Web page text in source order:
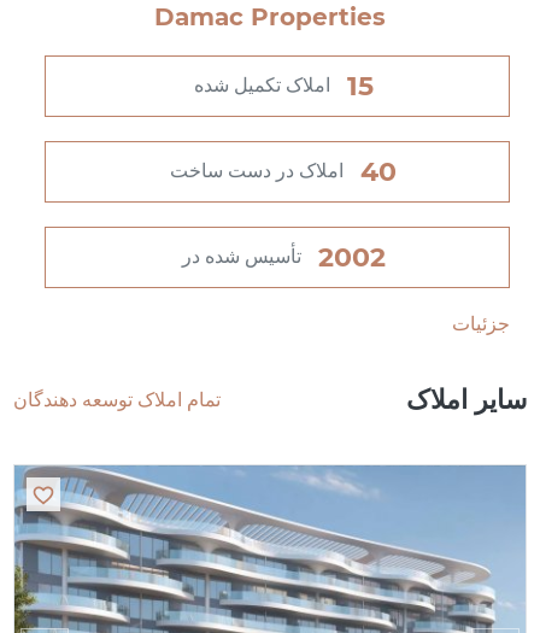
Damac Properties
15 املاک تکمیل شده
40 املاک در دست ساخت
2002 تأسیس شده در
جزئیات
سایر املاک تمام املاک توسعه دهندگان